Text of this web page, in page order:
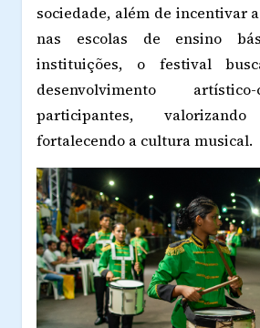
sociedade, além de incentivar
nas escolas de ensino
instituições, o festival
desenvolvimento
participantes,
fortalecendo a cultura musical.